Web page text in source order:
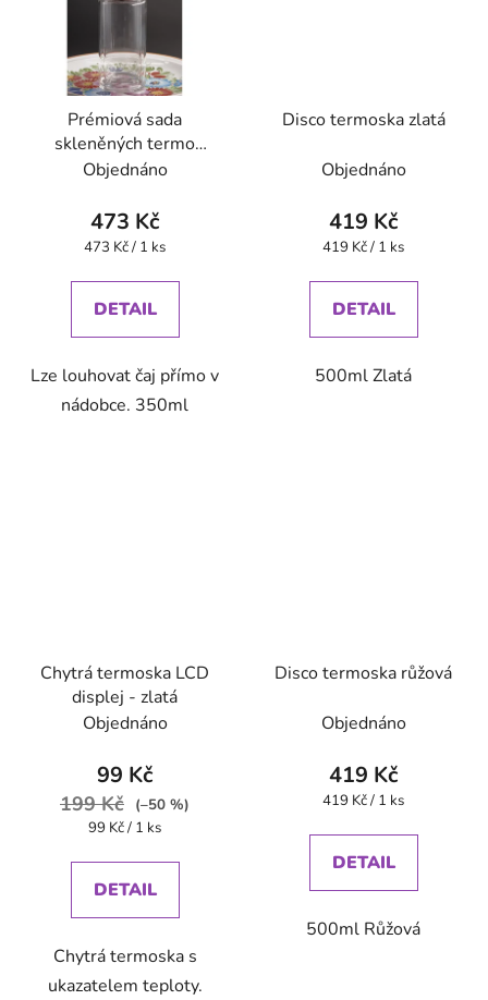
Prémiová sada
skleněných termo
sklenic na čaj se sítkem
Objednáno
473 Kč
Měrná
473 Kč / 1 ks
DETAIL
Lze louhovat čaj přímo v
nádobce. 350ml
Disco termoska zlatá
Objednáno
419 Kč
Měrná
419 Kč / 1 ks
DETAIL
500ml Zlatá
Chytrá termoska LCD
displej - zlatá
Objednáno
99 Kč
199 Kč
(–50 %)
Měrná
99 Kč / 1 ks
DETAIL
Chytrá termoska s
ukazatelem teploty.
Disco termoska růžová
Objednáno
419 Kč
Měrná
419 Kč / 1 ks
DETAIL
500ml Růžová